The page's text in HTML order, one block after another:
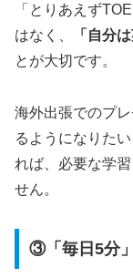
「とりあえず
はなく、
「自分
とが大切です。
海外出張でのプ
るようになりた
れば、必要な学
せん。
③「毎日5分